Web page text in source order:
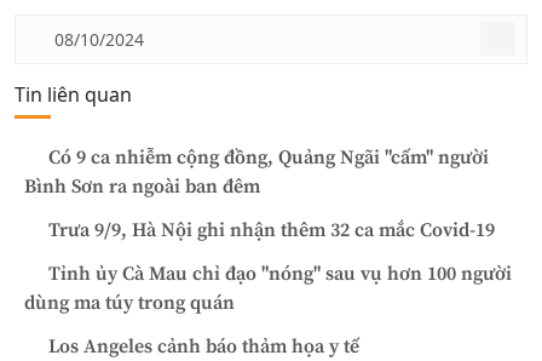
08/10/2024
Tin liên quan
Có 9 ca nhiễm cộng đồng, Quảng Ngãi "cấm" người
Bình Sơn ra ngoài ban đêm
Trưa 9/9, Hà Nội ghi nhận thêm 32 ca mắc Covid-19
Tỉnh ủy Cà Mau chỉ đạo "nóng" sau vụ hơn 100 người
dùng ma túy trong quán
Los Angeles cảnh báo thảm họa y tế